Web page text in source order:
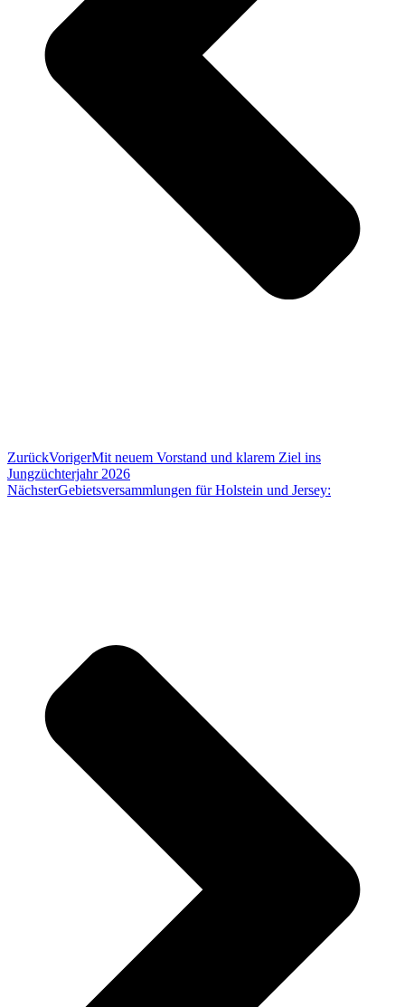
ZurückVorigerMit neuem Vorstand und klarem Ziel ins
Jungzüchterjahr 2026
NächsterGebietsversammlungen für Holstein und Jersey: